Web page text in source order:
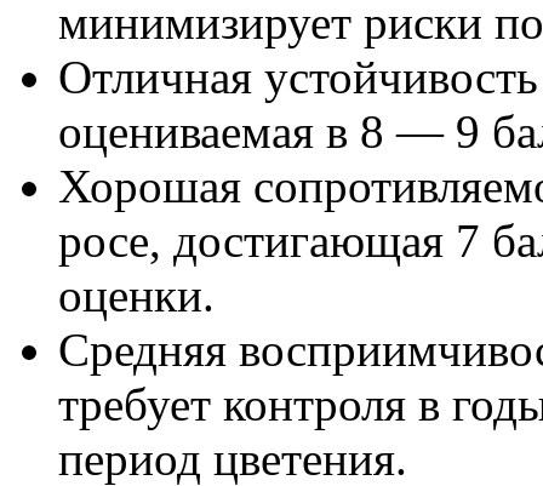
минимизирует риски
Отличная
оцениваемая в 8 — 9
Хорошая
росе, достигающая 7
оценки.
Средняя
требует контроля в
период цветения.